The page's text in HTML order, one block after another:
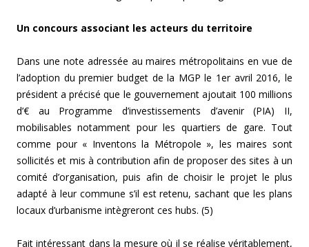
Un concours associant les acteurs du territoire
Dans une note adressée au maires métropolitains en vue de
l’adoption du premier budget de la MGP le 1er avril 2016, le
président a précisé que le gouvernement ajoutait 100 millions
d’€ au Programme d’investissements d’avenir (PIA) II,
mobilisables notamment pour les quartiers de gare. Tout
comme pour « Inventons la Métropole », les maires sont
sollicités et mis à contribution afin de proposer des sites à un
comité d’organisation, puis afin de choisir le projet le plus
adapté à leur commune s’il est retenu, sachant que les plans
locaux d’urbanisme intègreront ces hubs. (5)
Fait intéressant dans la mesure où il se réalise véritablement,